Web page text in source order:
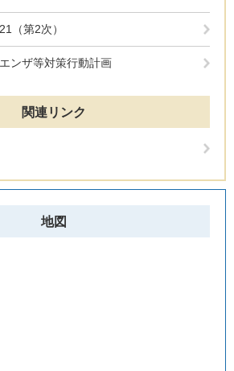
（第2次）
ンザ等対策行動計画
関連リンク
地図